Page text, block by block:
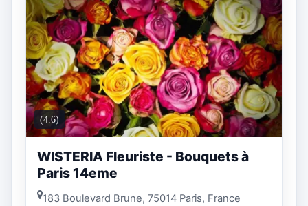
(4.6)
WISTERIA Fleuriste - Bouquets à
Paris 14eme
183 Boulevard Brune, 75014 Paris, France